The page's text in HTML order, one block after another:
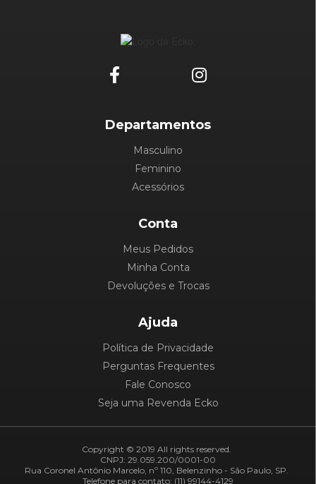
Departamentos
Masculino
Feminino
Acessórios
Conta
Meus Pedidos
Minha Conta
Devoluções e Trocas
Ajuda
Política de Privacidade
Perguntas Frequentes
Fale Conosco
Seja uma Revenda Ecko
Copyright © 2019 All rights reserved.
CNPJ: 29.059.200/0001-00
Rua Coronel Antônio Marcelo, nº 110, Belenzinho - São Paulo, SP.
Telefone para contato: (11) 99144-4129